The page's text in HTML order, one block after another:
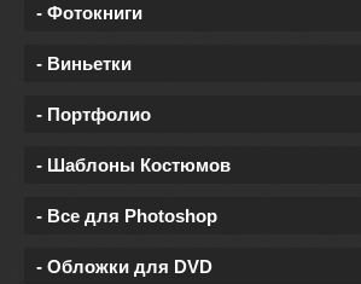
- Фотокниги
- Виньетки
- Портфолио
- Шаблоны Костюмов
- Все для Photoshop
- Обложки для DVD